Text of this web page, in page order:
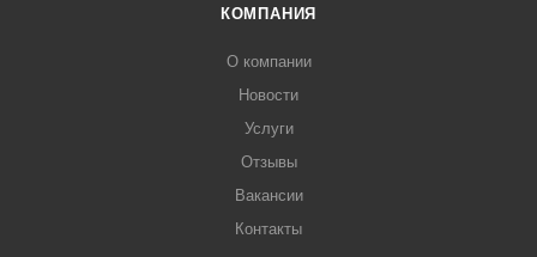
КОМПАНИЯ
О компании
Новости
Услуги
Отзывы
Вакансии
Контакты